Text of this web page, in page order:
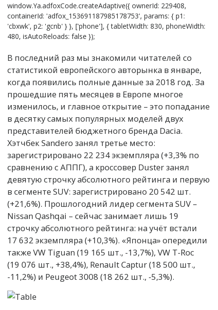
window.Ya.adfoxCode.createAdaptive({ ownerId: 229408,
containerId: 'adfox_153691187985178753', params: { p1:
'cbxwk', p2: 'gcnb' } }, ['phone'], { tabletWidth: 830, phoneWidth:
480, isAutoReloads: false });
В последний раз мы знакомили читателей со
статистикой европейского авторынка в январе,
когда появились полные данные за 2018 год. За
прошедшие пять месяцев в Европе многое
изменилось, и главное открытие – это попадание
в десятку самых популярных моделей двух
представителей бюджетного бренда Dacia.
Хэтчбек Sandero занял третье место:
зарегистрировано 22 234 экземпляра (+3,3% по
сравнению с АППГ), а кроссовер Duster занял
девятую строчку абсолютного рейтинга и первую
в сегменте SUV: зарегистрировано 20 542 шт.
(+21,6%). Прошлогодний лидер сегмента SUV –
Nissan Qashqai – сейчас занимает лишь 19
строчку абсолютного рейтинга: на учёт встали
17 632 экземпляра (+10,3%). «Японца» опередили
также VW Tiguan (19 165 шт., -13,7%), VW T-Roc
(19 076 шт., +38,4%), Renault Captur (18 500 шт.,
-11,2%) и Peugeot 3008 (18 262 шт., -5,3%).